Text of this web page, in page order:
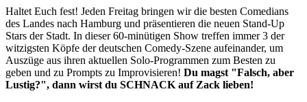
Haltet Euch fest! Jeden Freitag bringen wir die besten Comedians
des Landes nach Hamburg und präsentieren die neuen Stand-Up
Stars der Stadt. In dieser 60-minütigen Show treffen immer 3 der
witzigsten Köpfe der deutschen Comedy-Szene aufeinander, um
Auszüge aus ihren aktuellen Solo-Programmen zum Besten zu
geben und zu Prompts zu Improvisieren! Du magst "Falsch, aber
Lustig?", dann wirst du SCHNACK auf Zack lieben!